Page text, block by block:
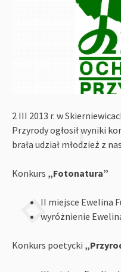
2 III 2013 r. w
Przyrody ogłosił wyniki
brała udział młodzież z
Konkurs „Fotonatura”
II miejsce Ewelina
wyróżnienie
Konkurs poetycki